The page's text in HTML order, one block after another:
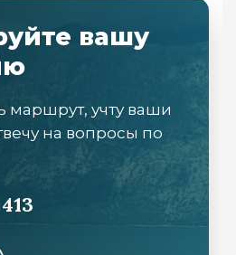
вашу
маршрут, учту ваши
на вопросы по